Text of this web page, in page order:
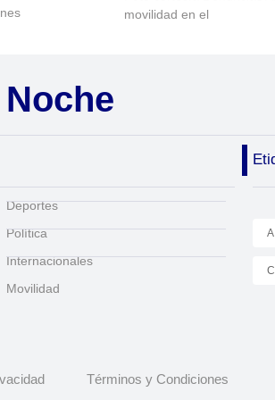
movilidad en el
Deportes
Política
Internacionales
Movilidad
Términos y Condiciones